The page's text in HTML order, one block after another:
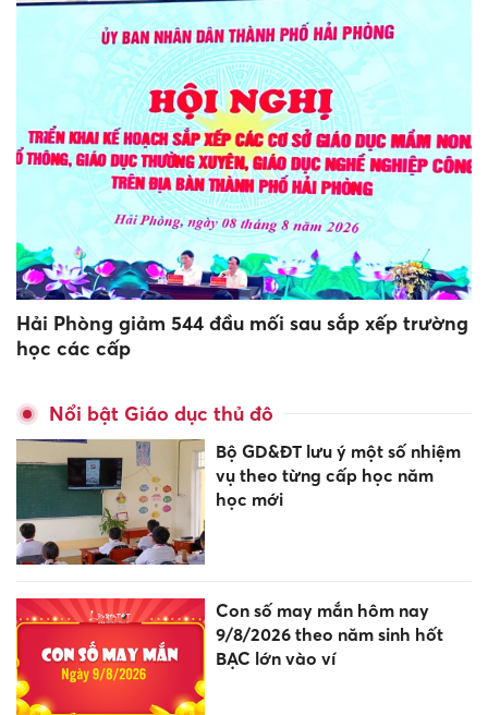
Hải Phòng giảm 544 đầu mối sau sắp xếp trường
học các cấp
Nổi bật Giáo dục thủ đô
Bộ GD&ĐT lưu ý một số nhiệm
vụ theo từng cấp học năm
học mới
Con số may mắn hôm nay
9/8/2026 theo năm sinh hốt
BẠC lớn vào ví